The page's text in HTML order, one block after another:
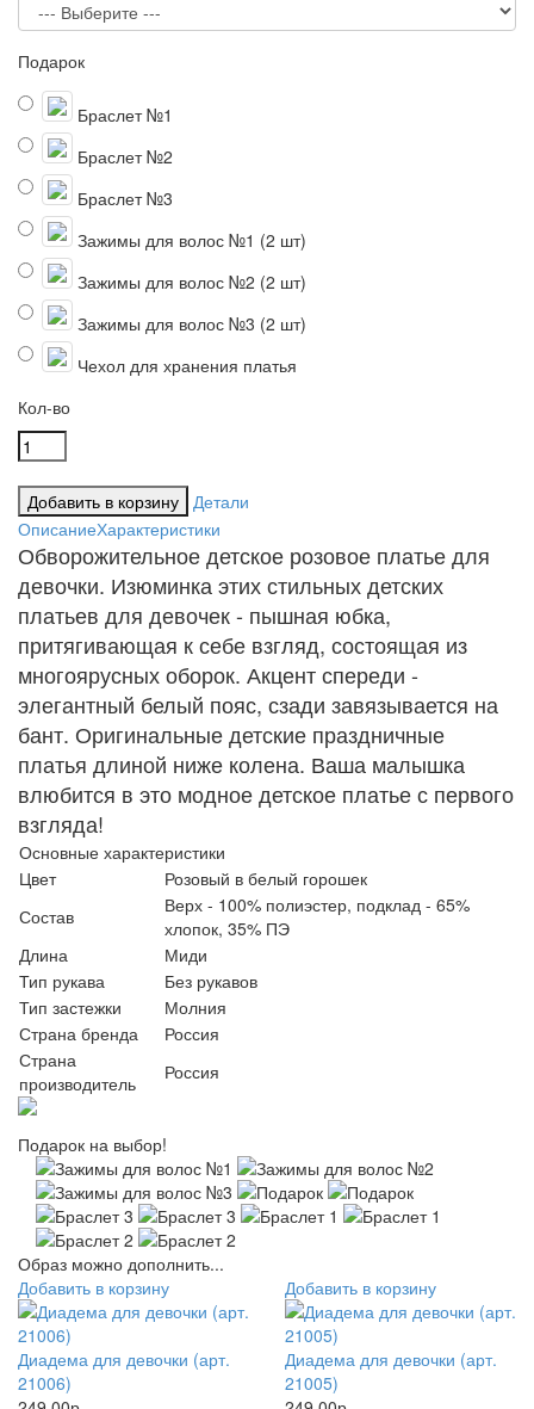
Подарок
Браслет №1
Браслет №2
Браслет №3
Зажимы для волос №1 (2 шт)
Зажимы для волос №2 (2 шт)
Зажимы для волос №3 (2 шт)
Чехол для хранения платья
Кол-во
Детали
ОписаниеХарактеристики
Обворожительное детское розовое платье для
девочки. Изюминка этих стильных детских
платьев для девочек - пышная юбка,
притягивающая к себе взгляд, состоящая из
многоярусных оборок. Акцент спереди -
элегантный белый пояс, сзади завязывается на
бант. Оригинальные детские праздничные
платья длиной ниже колена. Ваша малышка
влюбится в это модное детское платье с первого
взгляда!
Основные характеристики
Цвет
Розовый в белый горошек
Состав
Верх - 100% полиэстер, подклад - 65%
хлопок, 35% ПЭ
Длина
Миди
Тип рукава
Без рукавов
Тип застежки
Молния
Страна бренда
Россия
Страна
производитель
Россия
Подарок на выбор!
Образ можно дополнить...
Добавить в корзину
Диадема для девочки (арт.
21006)
Добавить в корзину
Диадема для девочки (арт.
21005)